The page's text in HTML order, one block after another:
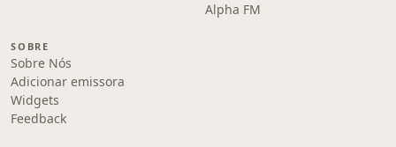
Alpha FM
SOBRE
Sobre Nós
Adicionar emissora
Widgets
Feedback